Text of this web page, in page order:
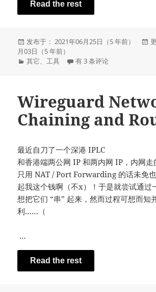
Read the rest
发
布
于
发布于： 2021年06月25日（5 年前）
发
月03日（5 年前）
分
其它 工具 Legacy Toolset（纪念用）
有 3 条评论
Wireguard
Chaining and
最近自刀了一个深港 IPLC
和香港端两公网 IP 和两内网 IP，内网
只用 NAT / Port Forwarding 的话未免
起我这个钱啊（不x）！于是就尝试通过
想把它们 “串” 起来，然而过程可想而知
利……（
…
Read the rest